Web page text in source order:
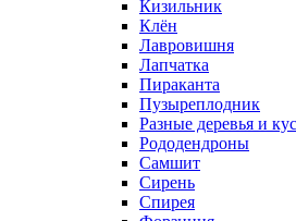
Кизильник
Клён
Лавровишня
Лапчатка
Пираканта
Пузыреплодник
Разные деревья и
Рододендроны
Самшит
Сирень
Спирея